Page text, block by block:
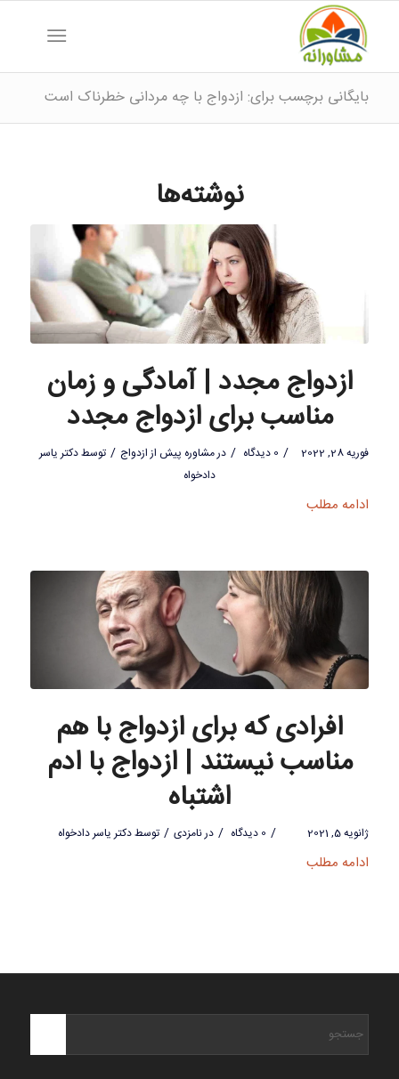
بایگانی برچسب برای: ازدواج با چه مردانی خطرناک است
نوشته‌ها
ازدواج مجدد | آمادگی و زمان
مناسب برای ازدواج مجدد
فوریه 28, 2022 / 0 دیدگاه / درمشاوره پیش از ازدواج / توسطدکتر یاسر
دادخواه
ادامه مطلب
افرادی که برای ازدواج با هم
مناسب نیستند | ازدواج با ادم
اشتباه
ژانویه 5, 2021 / 0 دیدگاه / درنامزدی / توسطدکتر یاسر دادخواه
ادامه مطلب